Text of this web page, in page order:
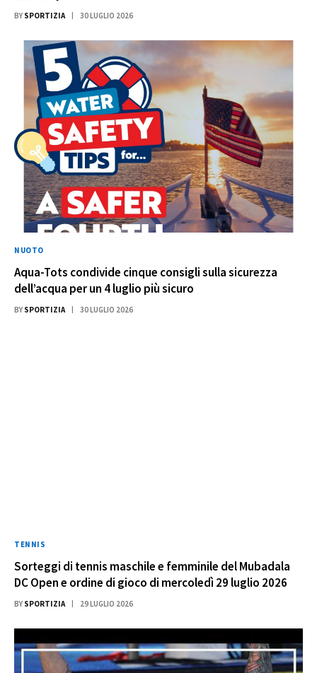
BY SPORTIZIA 30 LUGLIO 2026
NUOTO
Aqua-Tots condivide cinque consigli sulla sicurezza
dell’acqua per un 4 luglio più sicuro
BY SPORTIZIA 30 LUGLIO 2026
TENNIS
Sorteggi di tennis maschile e femminile del Mubadala
DC Open e ordine di gioco di mercoledì 29 luglio 2026
BY SPORTIZIA 29 LUGLIO 2026